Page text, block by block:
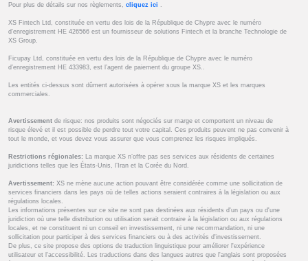
Pour plus de détails sur nos règlements, cliquez ici .
XS Fintech Ltd, constituée en vertu des lois de la République de Chypre avec le numéro
d’enregistrement HE 426566 est un fournisseur de solutions Fintech et la branche Technologie de
XS Group.
Ficupay Ltd, constituée en vertu des lois de la République de Chypre avec le numéro
d’enregistrement HE 433983, est l’agent de paiement du groupe XS..
Les entités ci-dessus sont dûment autorisées à opérer sous la marque XS et les marques
commerciales.
Avertissement de risque: nos produits sont négociés sur marge et comportent un niveau de
risque élevé et il est possible de perdre tout votre capital. Ces produits peuvent ne pas convenir à
tout le monde, et vous devez vous assurer que vous comprenez les risques impliqués.
Restrictions régionales: La marque XS n’offre pas ses services aux résidents de certaines
juridictions telles que les États-Unis, l’Iran et la Corée du Nord.
Avertissement: XS ne mène aucune action pouvant être considérée comme une sollicitation de
services financiers dans les pays où de telles actions seraient contraires à la législation ou aux
régulations locales.
Les informations présentes sur ce site ne sont pas destinées aux résidents d'un pays ou d'une
juridiction où une telle distribution ou utilisation serait contraire à la législation ou aux régulations
locales, et ne constituent ni un conseil en investissement, ni une recommandation, ni une
sollicitation pour participer à des services financiers ou à des activités d'investissement.
De plus, ce site propose des options de traduction linguistique pour améliorer l'expérience
utilisateur et l'accessibilité. Les traductions dans des langues autres que l'anglais sont proposées